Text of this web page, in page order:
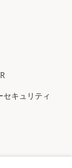
キュリティ